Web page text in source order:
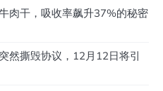
肉干，吸收率飙升37%的秘密
然撕毁协议，12月12日将引